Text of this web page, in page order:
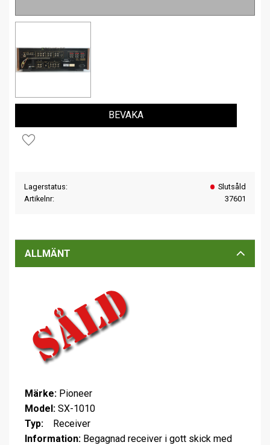
Lägg till i favoriter
BEVAKA
Lagerstatus
Slutsåld
Artikelnr
37601
ALLMÄNT
Märke: Pioneer
Model: SX-1010
Typ: Receiver
Information: Begagnad receiver i gott skick med